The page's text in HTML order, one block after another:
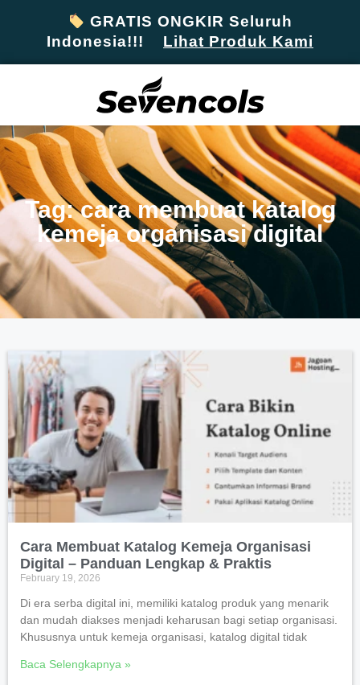
GRATIS ONGKIR Seluruh
Indonesia!!! Lihat Produk Kami
Tag: cara membuat katalog
kemeja organisasi digital
Cara Membuat Katalog Kemeja Organisasi
Digital – Panduan Lengkap & Praktis
February 19, 2026
Di era serba digital ini, memiliki katalog produk yang menarik
dan mudah diakses menjadi keharusan bagi setiap organisasi.
Khususnya untuk kemeja organisasi, katalog digital tidak
Baca Selengkapnya »